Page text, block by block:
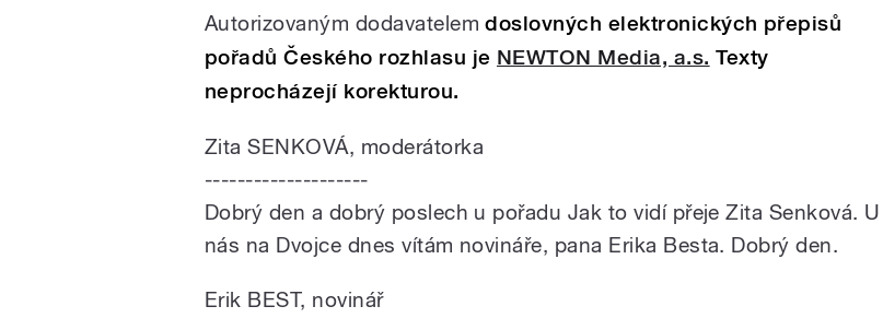
Autorizovaným dodavatelem doslovných elektronických přepisů
pořadů Českého rozhlasu je NEWTON Media, a.s. Texty
neprocházejí korekturou.
Zita SENKOVÁ, moderátorka
--------------------
Dobrý den a dobrý poslech u pořadu Jak to vidí přeje Zita Senková. U
nás na Dvojce dnes vítám novináře, pana Erika Besta. Dobrý den.
Erik BEST, novinář